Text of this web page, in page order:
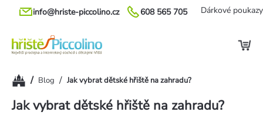
Přejít
608 565 705
info@hriste-piccolino.cz Dárkové poukazy
Domů/ Blog / Jak vybrat dětské hřiště na zahradu?
Jak vybrat dětské hřiště na zahradu?